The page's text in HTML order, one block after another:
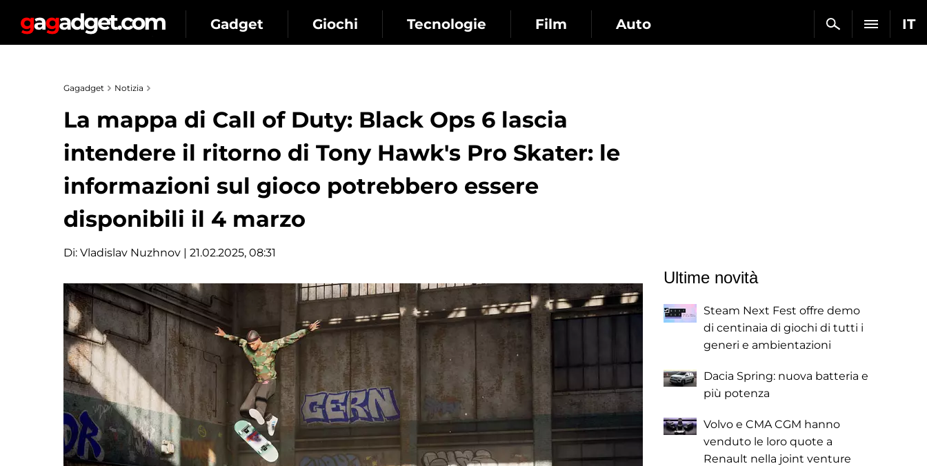
IT
Gadget Giochi Tecnologie Film Auto
Gagadget Notizia
La mappa di Call of Duty: Black Ops 6 lascia
intendere il ritorno di Tony Hawk's Pro Skater: le
informazioni sul gioco potrebbero essere
disponibili il 4 marzo
Di: Vladislav Nuzhnov | 21.02.2025, 08:31
Ultime novità
Steam Next Fest offre demo
di centinaia di giochi di tutti i
generi e ambientazioni
Dacia Spring: nuova batteria e
più potenza
Volvo e CMA CGM hanno
venduto le loro quote a
Renault nella joint venture